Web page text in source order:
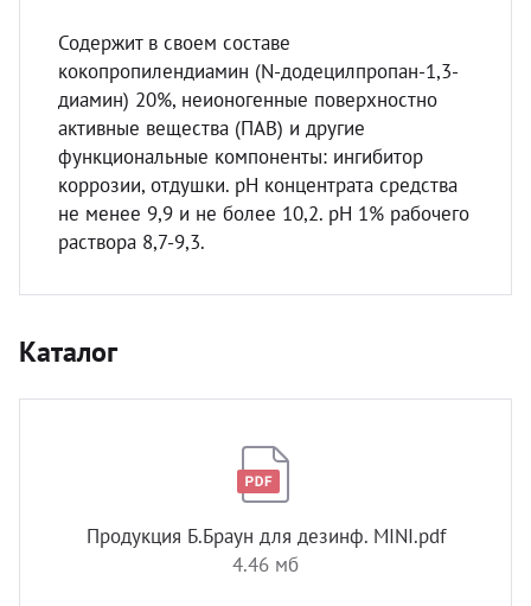
Содержит в своем составе
кокопропилендиамин (N-додецилпропан-1,3-
диамин) 20%, неионогенные поверхностно
активные вещества (ПАВ) и другие
функциональные компоненты: ингибитор
коррозии, отдушки. рН концентрата средства
не менее 9,9 и не более 10,2. pH 1% рабочего
раствора 8,7-9,3.
Каталог
Продукция Б.Браун для дезинф. MINI.pdf
4.46 мб